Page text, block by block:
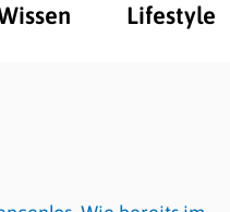
Lifestyle